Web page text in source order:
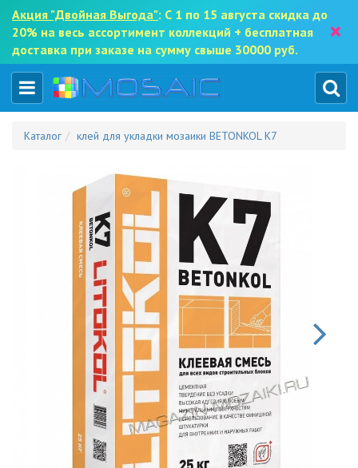
Акция "Двойная Выгода": С 1 по 15 августа скидка до
20% на весь ассортимент коллекций + бесплатная
доставка при заказе на сумму свыше 30000 руб.
×
Каталог клей для укладки мозаики BETONKOL K7